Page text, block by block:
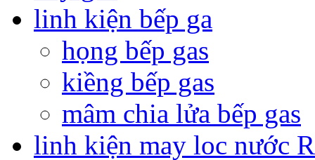
linh kiện bếp ga
họng bếp gas
kiềng bếp gas
mâm chia lửa bếp gas
linh kiện may loc nước